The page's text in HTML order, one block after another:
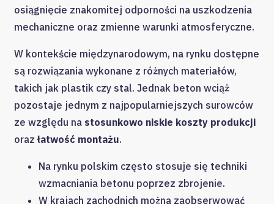
osiągnięcie znakomitej odporności na uszkodzenia
mechaniczne oraz zmienne warunki atmosferyczne.
W kontekście międzynarodowym, na rynku dostępne
są rozwiązania wykonane z różnych materiałów,
takich jak plastik czy stal. Jednak beton wciąż
pozostaje jednym z najpopularniejszych surowców
ze względu na stosunkowo niskie koszty produkcji
orazłatwość montażu.
Na rynku polskim często stosuje się techniki
wzmacniania betonu poprzez zbrojenie.
W krajach zachodnich można zaobserwować